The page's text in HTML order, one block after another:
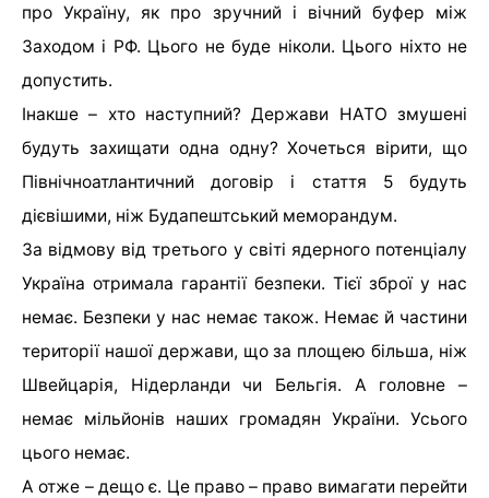
про Україну, як про зручний і вічний буфер між
Заходом і РФ. Цього не буде ніколи. Цього ніхто не
допустить.
Інакше – хто наступний? Держави НАТО змушені
будуть захищати одна одну? Хочеться вірити, що
Північноатлантичний договір і стаття 5 будуть
дієвішими, ніж Будапештський меморандум.
За відмову від третього у світі ядерного потенціалу
Україна отримала гарантії безпеки. Тієї зброї у нас
немає. Безпеки у нас немає також. Немає й частини
території нашої держави, що за площею більша, ніж
Швейцарія, Нідерланди чи Бельгія. А головне –
немає мільйонів наших громадян України. Усього
цього немає.
А отже – дещо є. Це право – право вимагати перейти